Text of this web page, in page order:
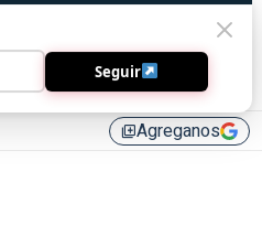
library_addAgreganos
Seguir